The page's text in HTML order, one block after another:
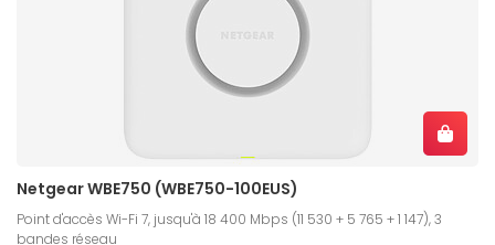
Netgear WBE750 (WBE750-100EUS)
Point d'accès Wi-Fi 7, jusqu'à 18 400 Mbps (11 530 + 5 765 + 1 147), 3
bandes réseau